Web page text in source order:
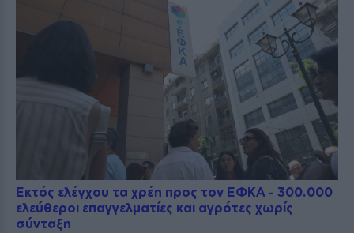
Εκτός ελέγχου τα χρέη προς τον ΕΦΚΑ - 300.000
ελεύθεροι επαγγελματίες και αγρότες χωρίς
σύνταξη